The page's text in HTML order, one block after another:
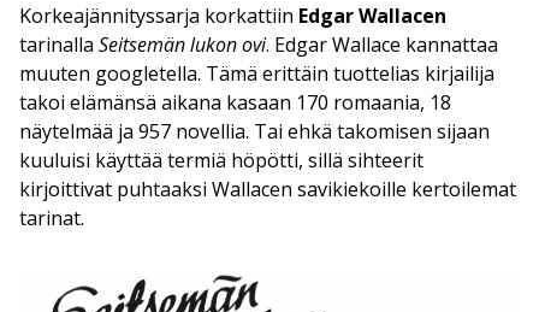
Korkeajännityssarja korkattiin Edgar Wallacen
tarinalla Seitsemän lukon ovi. Edgar Wallace kannattaa
muuten googletella. Tämä erittäin tuottelias kirjailija
takoi elämänsä aikana kasaan 170 romaania, 18
näytelmää ja 957 novellia. Tai ehkä takomisen sijaan
kuuluisi käyttää termiä höpötti, sillä sihteerit
kirjoittivat puhtaaksi Wallacen savikiekoille kertoilemat
tarinat.